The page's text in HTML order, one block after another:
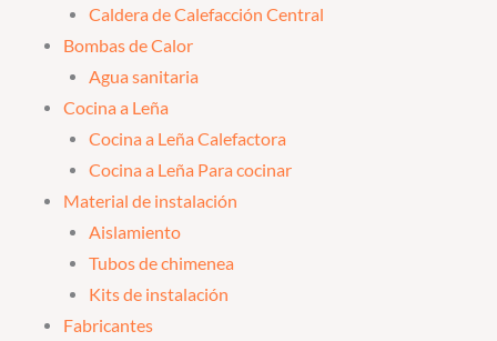
Caldera de Calefacción Central
Bombas de Calor
Agua sanitaria
Cocina a Leña
Cocina a Leña Calefactora
Cocina a Leña Para cocinar
Material de instalación
Aislamiento
Tubos de chimenea
Kits de instalación
Fabricantes